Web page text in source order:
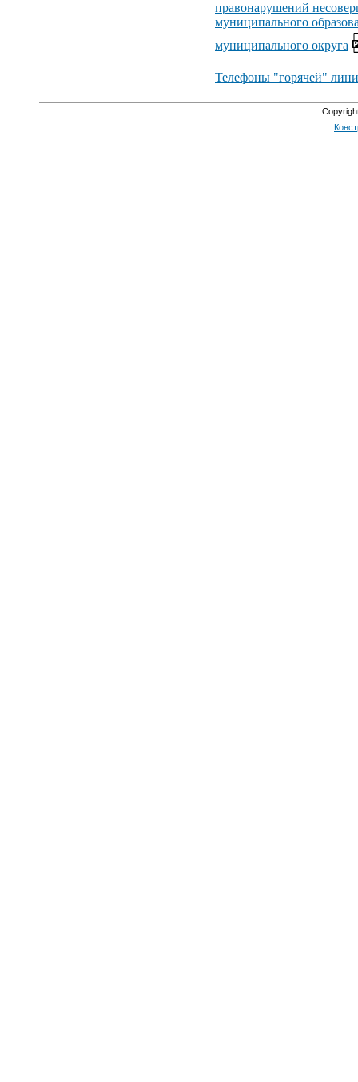
правонарушений
муниципального
муниципального округа
Телефоны "горячей"